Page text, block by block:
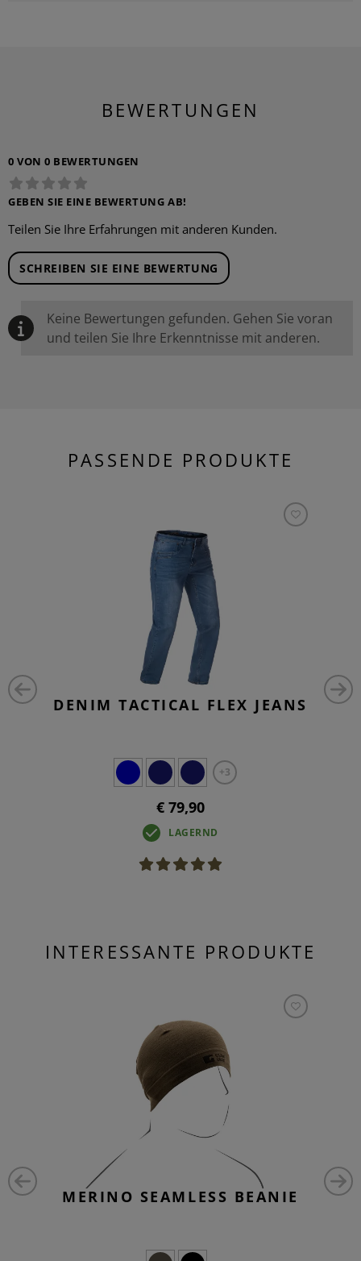
BEWERTUNGEN
0 VON 0 BEWERTUNGEN
GEBEN SIE EINE BEWERTUNG AB!
Teilen Sie Ihre Erfahrungen mit anderen Kunden.
SCHREIBEN SIE EINE BEWERTUNG
Keine Bewertungen gefunden. Gehen Sie voran
und teilen Sie Ihre Erkenntnisse mit anderen.
PASSENDE PRODUKTE
DENIM TACTICAL FLEX JEANS
+3
€ 79,90
LAGERND
INTERESSANTE PRODUKTE
MERINO SEAMLESS BEANIE